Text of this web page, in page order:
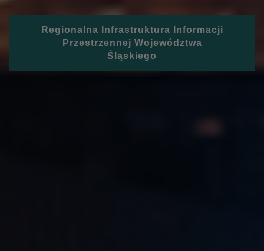
Regionalna Infrastruktura Informacji
Przestrzennej Województwa
Śląskiego